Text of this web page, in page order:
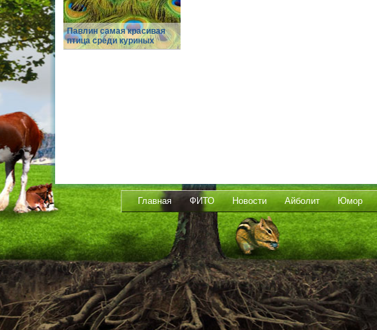
Павлин самая красивая
птица среди куриных
Главная ФИТО Новости Айболит Юмор